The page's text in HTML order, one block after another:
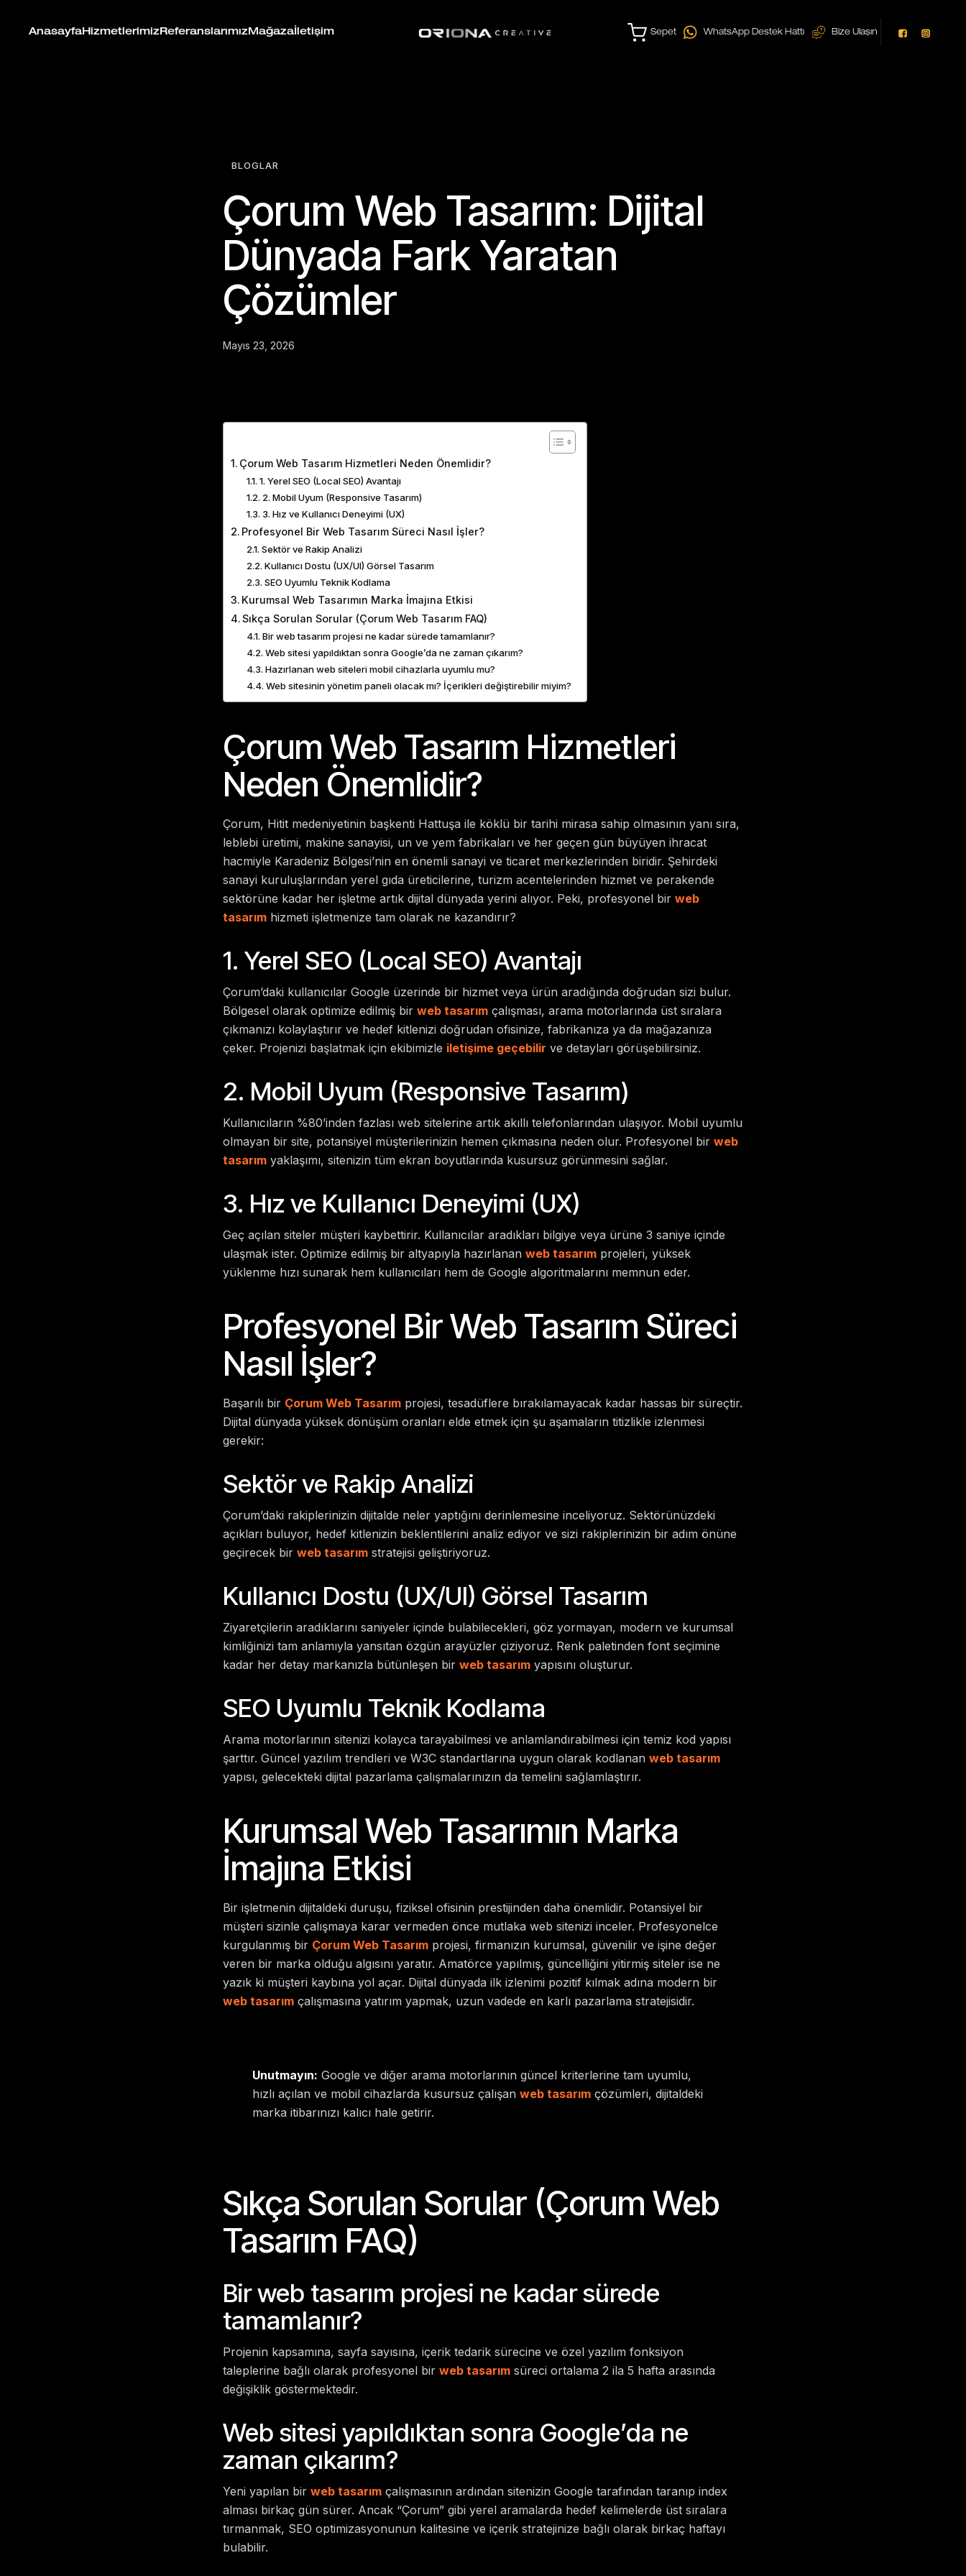
Anasayfa Hizmetlerimiz Referanslarımız Mağaza İletişim Sepet WhatsApp Destek Hattı Bize Ulaşın
BLOGLAR
Çorum Web Tasarım: Dijital
Dünyada Fark Yaratan
Çözümler
Mayıs 23, 2026
Çorum Web Tasarım Hizmetleri Neden Önemlidir?
1. Yerel SEO (Local SEO) Avantajı
2. Mobil Uyum (Responsive Tasarım)
3. Hız ve Kullanıcı Deneyimi (UX)
Profesyonel Bir Web Tasarım Süreci Nasıl İşler?
Sektör ve Rakip Analizi
Kullanıcı Dostu (UX/UI) Görsel Tasarım
SEO Uyumlu Teknik Kodlama
Kurumsal Web Tasarımın Marka İmajına Etkisi
Sıkça Sorulan Sorular (Çorum Web Tasarım FAQ)
Bir web tasarım projesi ne kadar sürede tamamlanır?
Web sitesi yapıldıktan sonra Google’da ne zaman çıkarım?
Hazırlanan web siteleri mobil cihazlarla uyumlu mu?
Web sitesinin yönetim paneli olacak mı? İçerikleri değiştirebilir miyim?
Çorum Web Tasarım Hizmetleri
Neden Önemlidir?
Çorum, Hitit medeniyetinin başkenti Hattuşa ile köklü bir tarihi mirasa sahip olmasının yanı sıra,
leblebi üretimi, makine sanayisi, un ve yem fabrikaları ve her geçen gün büyüyen ihracat
hacmiyle Karadeniz Bölgesi’nin en önemli sanayi ve ticaret merkezlerinden biridir. Şehirdeki
sanayi kuruluşlarından yerel gıda üreticilerine, turizm acentelerinden hizmet ve perakende
sektörüne kadar her işletme artık dijital dünyada yerini alıyor. Peki, profesyonel bir web
tasarımhizmeti işletmenize tam olarak ne kazandırır?
1. Yerel SEO (Local SEO) Avantajı
Çorum’daki kullanıcılar Google üzerinde bir hizmet veya ürün aradığında doğrudan sizi bulur.
Bölgesel olarak optimize edilmiş bir web tasarımçalışması, arama motorlarında üst sıralara
çıkmanızı kolaylaştırır ve hedef kitlenizi doğrudan ofisinize, fabrikanıza ya da mağazanıza
çeker. Projenizi başlatmak için ekibimizle iletişime geçebilir ve detayları görüşebilirsiniz.
2. Mobil Uyum (Responsive Tasarım)
Kullanıcıların %80’inden fazlası web sitelerine artık akıllı telefonlarından ulaşıyor. Mobil uyumlu
olmayan bir site, potansiyel müşterilerinizin hemen çıkmasına neden olur. Profesyonel bir web
tasarımyaklaşımı, sitenizin tüm ekran boyutlarında kusursuz görünmesini sağlar.
3. Hız ve Kullanıcı Deneyimi (UX)
Geç açılan siteler müşteri kaybettirir. Kullanıcılar aradıkları bilgiye veya ürüne 3 saniye içinde
ulaşmak ister. Optimize edilmiş bir altyapıyla hazırlanan web tasarımprojeleri, yüksek
yüklenme hızı sunarak hem kullanıcıları hem de Google algoritmalarını memnun eder.
Profesyonel Bir Web Tasarım Süreci
Nasıl İşler?
Başarılı bir Çorum Web Tasarımprojesi, tesadüflere bırakılamayacak kadar hassas bir süreçtir.
Dijital dünyada yüksek dönüşüm oranları elde etmek için şu aşamaların titizlikle izlenmesi
gerekir:
Sektör ve Rakip Analizi
Çorum’daki rakiplerinizin dijitalde neler yaptığını derinlemesine inceliyoruz. Sektörünüzdeki
açıkları buluyor, hedef kitlenizin beklentilerini analiz ediyor ve sizi rakiplerinizin bir adım önüne
geçirecek bir web tasarımstratejisi geliştiriyoruz.
Kullanıcı Dostu (UX/UI) Görsel Tasarım
Ziyaretçilerin aradıklarını saniyeler içinde bulabilecekleri, göz yormayan, modern ve kurumsal
kimliğinizi tam anlamıyla yansıtan özgün arayüzler çiziyoruz. Renk paletinden font seçimine
kadar her detay markanızla bütünleşen bir web tasarımyapısını oluşturur.
SEO Uyumlu Teknik Kodlama
Arama motorlarının sitenizi kolayca tarayabilmesi ve anlamlandırabilmesi için temiz kod yapısı
şarttır. Güncel yazılım trendleri ve W3C standartlarına uygun olarak kodlanan web tasarım
yapısı, gelecekteki dijital pazarlama çalışmalarınızın da temelini sağlamlaştırır.
Kurumsal Web Tasarımın Marka
İmajına Etkisi
Bir işletmenin dijitaldeki duruşu, fiziksel ofisinin prestijinden daha önemlidir. Potansiyel bir
müşteri sizinle çalışmaya karar vermeden önce mutlaka web sitenizi inceler. Profesyonelce
kurgulanmış bir Çorum Web Tasarımprojesi, firmanızın kurumsal, güvenilir ve işine değer
veren bir marka olduğu algısını yaratır. Amatörce yapılmış, güncelliğini yitirmiş siteler ise ne
yazık ki müşteri kaybına yol açar. Dijital dünyada ilk izlenimi pozitif kılmak adına modern bir
web tasarımçalışmasına yatırım yapmak, uzun vadede en karlı pazarlama stratejisidir.
Unutmayın: Google ve diğer arama motorlarının güncel kriterlerine tam uyumlu,
hızlı açılan ve mobil cihazlarda kusursuz çalışanweb tasarım çözümleri, dijitaldeki
marka itibarınızı kalıcı hale getirir.
Sıkça Sorulan Sorular (Çorum Web
Tasarım FAQ)
Bir web tasarım projesi ne kadar sürede
tamamlanır?
Projenin kapsamına, sayfa sayısına, içerik tedarik sürecine ve özel yazılım fonksiyon
taleplerine bağlı olarak profesyonel bir web tasarımsüreci ortalama 2 ila 5 hafta arasında
değişiklik göstermektedir.
Web sitesi yapıldıktan sonra Google’da ne
zaman çıkarım?
Yeni yapılan bir web tasarımçalışmasının ardından sitenizin Google tarafından taranıp index
alması birkaç gün sürer. Ancak “Çorum” gibi yerel aramalarda hedef kelimelerde üst sıralara
tırmanmak, SEO optimizasyonunun kalitesine ve içerik stratejinize bağlı olarak birkaç haftayı
bulabilir.